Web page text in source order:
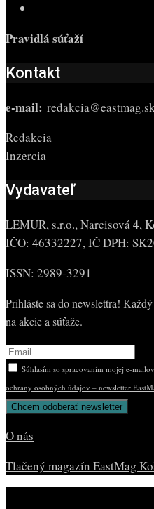
Pravidlá súťaží
Kontakt
e-mail: redakcia@eastmag.sk
Redakcia
Inzercia
Vydavateľ
LEMUR, s.r.o., Narcisová 4,
IČO: 46332227, IČ DPH:
ISSN: 2989-3291
Prihláste sa do newslettra!
na akcie a súťaže.
Súhlasím so spracovaním mojej e-
ochrany osobných údajov – newsletter
O nás
Tlačený magazín EastMag